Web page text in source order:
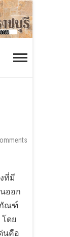
ที่มี
ออก
ภัณฑ์
ดย
นคือ